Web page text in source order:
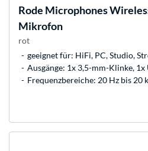
Rode Microphones
Mikrofon
rot
geeignet für: HiFi, PC, Studio,
Ausgänge: 1x 3,5-mm-Klinke, 1x
Frequenzbereiche: 20 Hz bis 20